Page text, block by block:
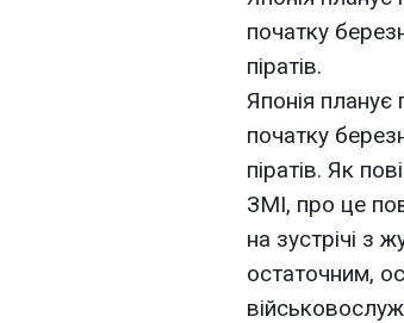
початку
піратів.
Японія
початку
піратів. Як
ЗМІ, про це
на зустрічі з
остаточним,